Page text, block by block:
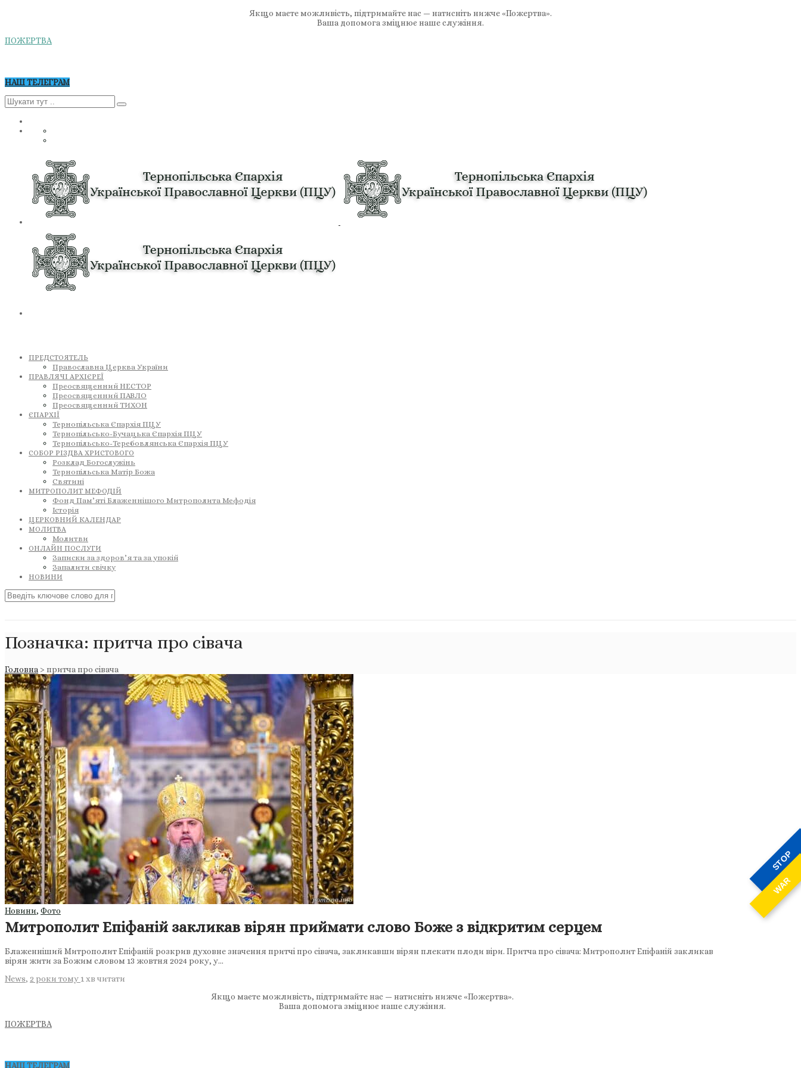
STOP
WAR
Якщо маєте можливість, підтримайте нас — натисніть нижче «Пожертва».
Ваша допомога зміцнює наше служіння.
ПОЖЕРТВА
НАШ ТЕЛЕГРАМ
ПРЕДСТОЯТЕЛЬ
Православна Церква України
ПРАВЛЯЧІ АРХІЄРЕЇ
Преосвященний НЕСТОР
Преосвященний ПАВЛО
Преосвященний ТИХОН
ЄПАРХІЇ
Тернопільська Єпархія ПЦУ
Тернопільсько-Бучацька Єпархія ПЦУ
Тернопільсько-Теребовлянська Єпархія ПЦУ
СОБОР РІЗДВА ХРИСТОВОГО
Розклад Богослужінь
Тернопільська Матір Божа
Святині
МИТРОПОЛИТ МЕФОДІЙ
Фонд Пам’яті Блаженнішого Митрополита Мефодія
Історія
ЦЕРКОВНИЙ КАЛЕНДАР
МОЛИТВА
Молитви
ОНЛАЙН ПОСЛУГИ
Записки за здоров’я та за упокій
Запалити свічку
НОВИНИ
Позначка: притча про сівача
Головна > притча про сівача
Новини, Фото
Митрополит Епіфаній закликав вірян приймати слово Боже з відкритим серцем
Блаженніший Митрополит Епіфаній розкрив духовне значення притчі про сівача, закликавши вірян плекати плоди віри. Притча про сівача: Митрополит Епіфаній закликав
вірян жити за Божим словом 13 жовтня 2024 року, у…
News, 2 роки тому 1 хв читати
Якщо маєте можливість, підтримайте нас — натисніть нижче «Пожертва».
Ваша допомога зміцнює наше служіння.
ПОЖЕРТВА
НАШ ТЕЛЕГРАМ